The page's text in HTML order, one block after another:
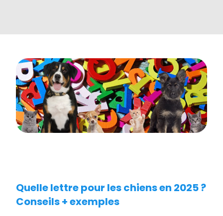
Quelle lettre pour les chiens en 2025 ?
Conseils + exemples